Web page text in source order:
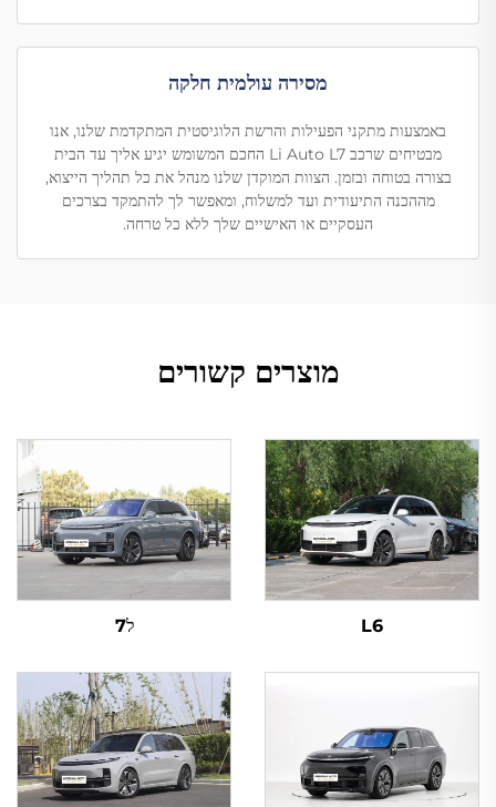
מסירה עולמית חלקה
באמצעות מתקני הפעילות והרשת הלוגיסטית המתקדמת שלנו, אנו
מבטיחים שרכב Li Auto L7 החכם המשומש יגיע אליך עד הבית
בצורה בטוחה ובזמן. הצוות המוקדן שלנו מנהל את כל תהליך הייצוא,
מההכנה התיעודית ועד למשלוח, ומאפשר לך להתמקד בצרכים
העסקיים או האישיים שלך ללא כל טרחה.
מוצרים קשורים
L6 ל7